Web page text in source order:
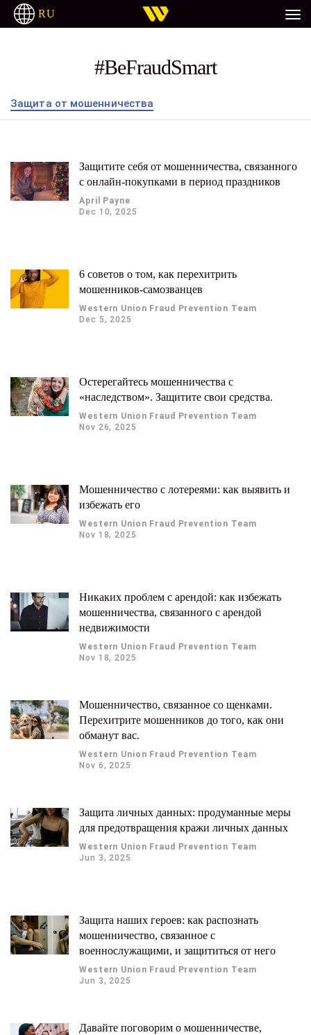
RU
#BeFraudSmart
Защита от мошенничества
Защитите себя от мошенничества, связанного
с онлайн-покупками в период праздников
April Payne
Dec 10, 2025
6 советов о том, как перехитрить
мошенников-самозванцев
Western Union Fraud Prevention Team
Dec 5, 2025
Остерегайтесь мошенничества с
«наследством». Защитите свои средства.
Western Union Fraud Prevention Team
Nov 26, 2025
Мошенничество с лотереями: как выявить и
избежать его
Western Union Fraud Prevention Team
Nov 18, 2025
Никаких проблем с арендой: как избежать
мошенничества, связанного с арендой
недвижимости
Western Union Fraud Prevention Team
Nov 18, 2025
Мошенничество, связанное со щенками.
Перехитрите мошенников до того, как они
обманут вас.
Western Union Fraud Prevention Team
Nov 6, 2025
Защита личных данных: продуманные меры
для предотвращения кражи личных данных
Western Union Fraud Prevention Team
Jun 3, 2025
Защита наших героев: как распознать
мошенничество, связанное с
военнослужащими, и защититься от него
Western Union Fraud Prevention Team
Jun 3, 2025
Давайте поговорим о мошенничестве,